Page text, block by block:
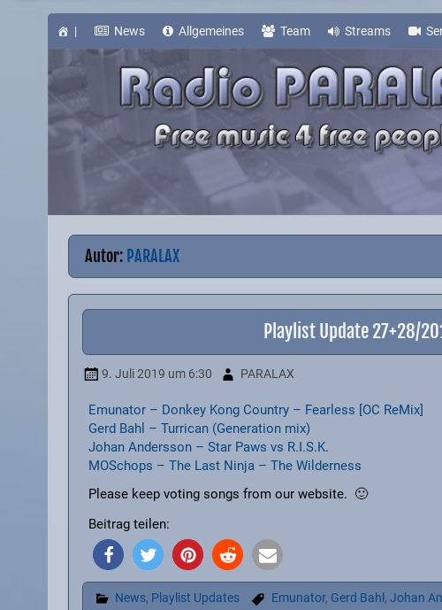
| News Allgemeines Team Streams
Autor: PARALAX
Playlist Update 27+28/
9. Juli 2019 um 6:30 PARALAX
Emunator – Donkey Kong Country – Fearless [OC ReMix]
Gerd Bahl – Turrican (Generation mix)
Johan Andersson – Star Paws vs R.I.S.K.
MOSchops – The Last Ninja – The Wilderness
Please keep voting songs from our website. 🙂
Beitrag teilen:
News, Playlist Updates Emunator, Gerd Bahl , Johan